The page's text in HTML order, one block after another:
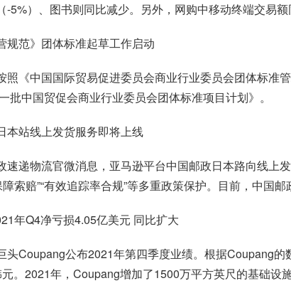
-5%）、图书则同比减少。另外，网购中移动终端交易额
规范》团体标准起草工作启动
照《中国国际贸易促进委员会商业行业委员会团体标
批中国贸促会商业行业委员会团体标准项目计划》。
本站线上发货服务即将上线
速递物流官微消息，亚马逊平台中国邮政日本路向线上
索赔”“有效追踪率合规”等多重政策保护。目前，中国
年Q4净亏损4.05亿美元 同比扩大
头Coupang公布2021年第四季度业绩。根据Coupang
。2021年，Coupang增加了1500万平方英尺的基础